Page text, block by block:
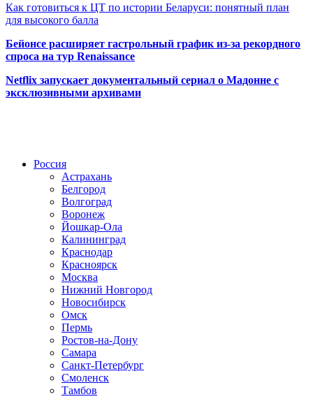
Как готовиться к ЦТ по истории Беларуси: понятный план
для высокого балла
Бейонсе расширяет гастрольный график из-за рекордного
спроса на тур Renaissance
Netflix запускает документальный сериал о Мадонне с
эксклюзивными архивами
Россия
Астрахань
Белгород
Волгоград
Воронеж
Йошкар-Ола
Калининград
Краснодар
Красноярск
Москва
Нижний Новгород
Новосибирск
Омск
Пермь
Ростов-на-Дону
Самара
Санкт-Петербург
Смоленск
Тамбов